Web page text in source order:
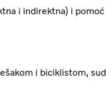
i indirektna) i
i biciklistom,